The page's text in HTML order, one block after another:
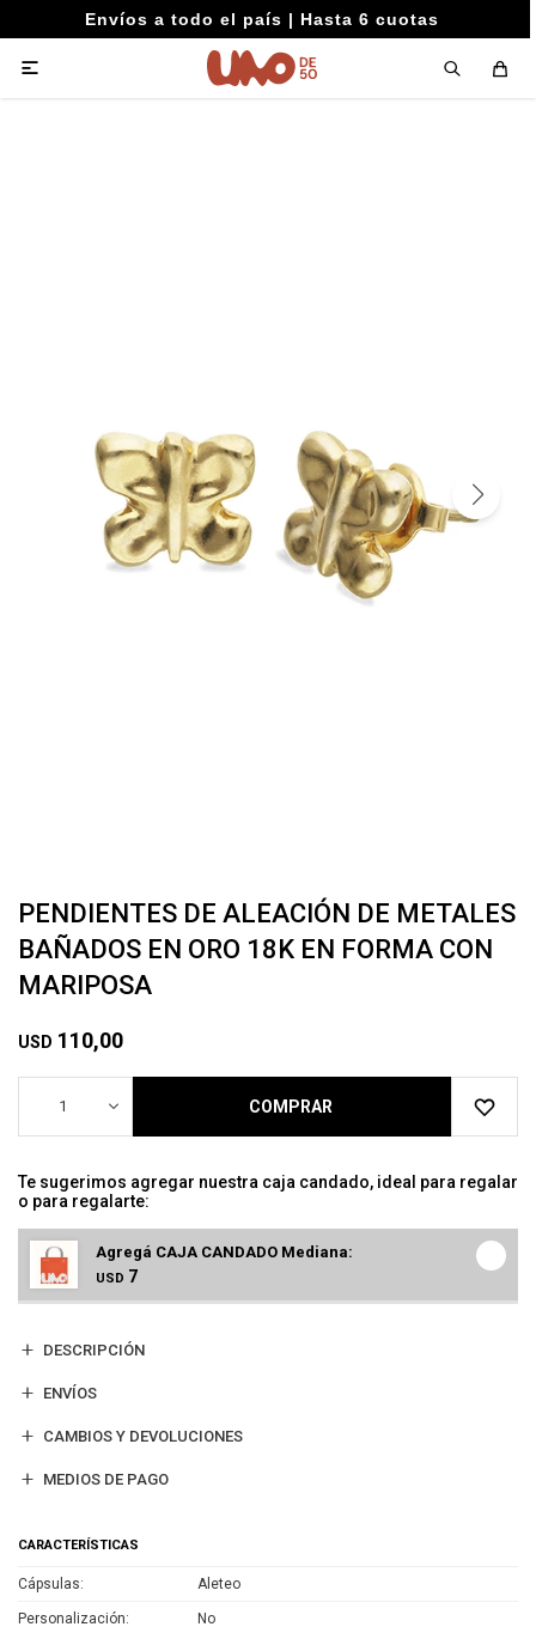
Envíos a todo el país | Hasta 6 cuotas

PENDIENTES DE ALEACIÓN DE METALES
BAÑADOS EN ORO 18K EN FORMA CON
MARIPOSA
USD 110,00
1 COMPRAR
Te sugerimos agregar nuestra caja candado, ideal para regalar
o para regalarte:
Agregá CAJA CANDADO Mediana:
USD 7
DESCRIPCIÓN
ENVÍOS
CAMBIOS Y DEVOLUCIONES
MEDIOS DE PAGO
CARACTERÍSTICAS
Cápsulas Aleteo
Personalización No